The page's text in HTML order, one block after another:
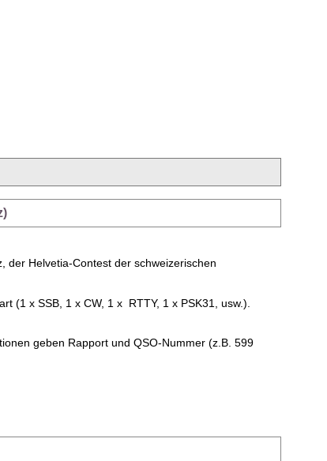
der Helvetia-Contest der schweizerischen
(1 x SSB, 1 x CW, 1 x RTTY, 1 x PSK31, usw.).
geben Rapport und QSO-Nummer (z.B. 599